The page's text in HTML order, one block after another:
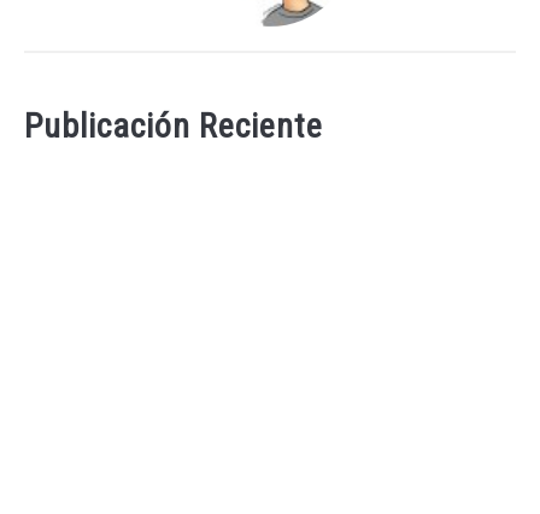
Publicación Reciente